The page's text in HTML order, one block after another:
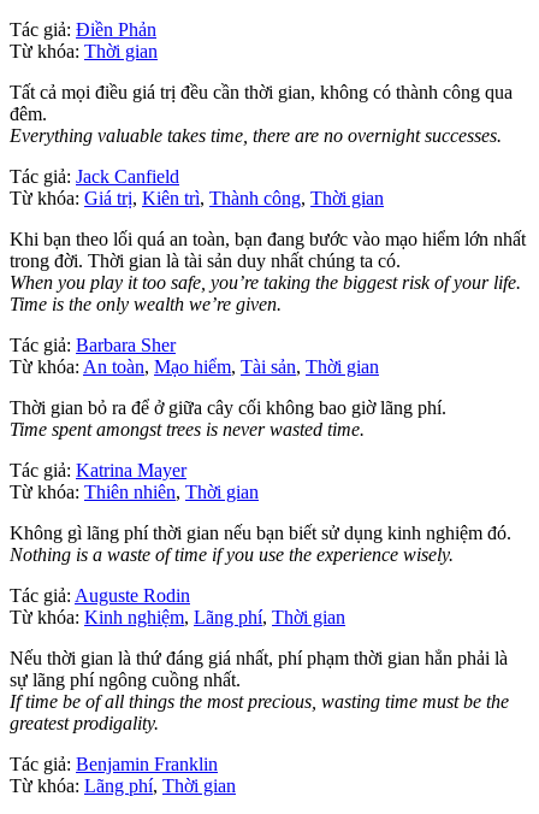
Tác giả: Điền Phản
Từ khóa: Thời gian
Tất cả mọi điều giá trị đều cần thời gian, không có thành công qua
đêm.
Everything valuable takes time, there are no overnight successes.
Tác giả: Jack Canfield
Từ khóa: Giá trị, Kiên trì, Thành công, Thời gian
Khi bạn theo lối quá an toàn, bạn đang bước vào mạo hiểm lớn nhất
trong đời. Thời gian là tài sản duy nhất chúng ta có.
When you play it too safe, you’re taking the biggest risk of your life.
Time is the only wealth we’re given.
Tác giả: Barbara Sher
Từ khóa: An toàn, Mạo hiểm, Tài sản, Thời gian
Thời gian bỏ ra để ở giữa cây cối không bao giờ lãng phí.
Time spent amongst trees is never wasted time.
Tác giả: Katrina Mayer
Từ khóa: Thiên nhiên, Thời gian
Không gì lãng phí thời gian nếu bạn biết sử dụng kinh nghiệm đó.
Nothing is a waste of time if you use the experience wisely.
Tác giả: Auguste Rodin
Từ khóa: Kinh nghiệm, Lãng phí, Thời gian
Nếu thời gian là thứ đáng giá nhất, phí phạm thời gian hẳn phải là
sự lãng phí ngông cuồng nhất.
If time be of all things the most precious, wasting time must be the
greatest prodigality.
Tác giả: Benjamin Franklin
Từ khóa: Lãng phí, Thời gian